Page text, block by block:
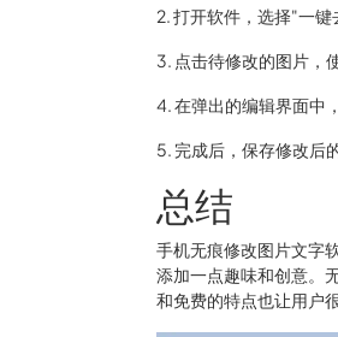
2. 打开软件，选择"一键
3. 点击待修改的图片，
4. 在弹出的编辑界面中
5. 完成后，保存修改后
总结
手机无痕修改图片文字
添加一点趣味和创意。
和免费的特点也让用户